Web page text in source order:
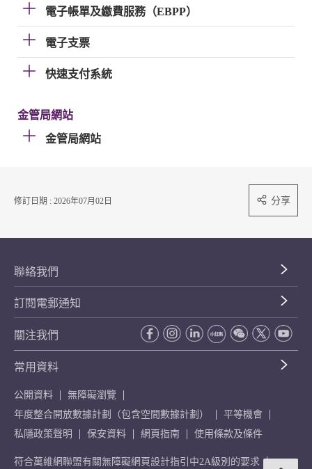
電子帳單及繳費服務（EBPP）
電子支票
快速支付系統
金管局網站
金管局網站
修訂日期 : 2026年07月02日 分享
聯絡我們
訂閱電郵通知
關注我們
常用資料
公開資料
無障礙瀏覽
年度整合開放數據計劃（包含空間數據計劃）
平等機會
私隱政策聲明
保安資料 網頁指南 使用條款及條件
符合萬維網聯盟有關無障礙網頁設計指引中2A級別的要求